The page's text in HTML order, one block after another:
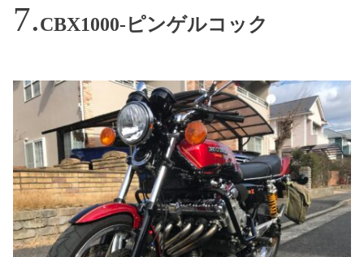
CBX1000-ピンゲルコック